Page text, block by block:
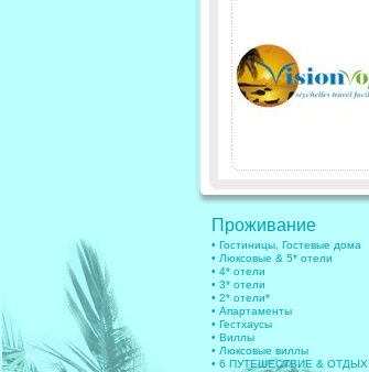
Проживание
• Гостиницы, Гостевые дома
• Люксовые & 5* отели
• 4* отели
• 3* отели
• 2* отели*
• Апартаменты
• Гестхаусы
• Виллы
• Люксовые виллы
• 6 ПУТЕШЕСТВИЕ & ОТДЫХ